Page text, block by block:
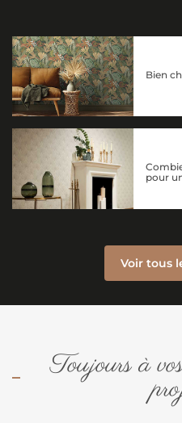
Bien
pour
Voir tous
Toujours à